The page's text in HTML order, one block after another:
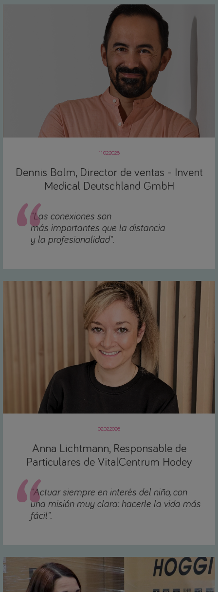
11.02.2026
Dennis Bolm, Director de ventas - Invent
Medical Deutschland GmbH
"Las conexiones son
más importantes que la distancia
y la profesionalidad".
02.02.2026
Anna Lichtmann, Responsable de
Particulares de VitalCentrum Hodey
"Actuar siempre en interés del niño, con
una misión muy clara: hacerle la vida más
fácil".